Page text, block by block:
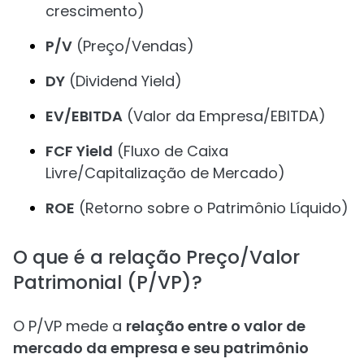
crescimento)
P/V (Preço/Vendas)
DY (Dividend Yield)
EV/EBITDA (Valor da Empresa/EBITDA)
FCF Yield (Fluxo de Caixa
Livre/Capitalização de Mercado)
ROE (Retorno sobre o Patrimônio Líquido)
O que é a relação Preço/Valor
Patrimonial (P/VP)?
O P/VP mede a relação entre o valor de
mercado da empresa e seu patrimônio